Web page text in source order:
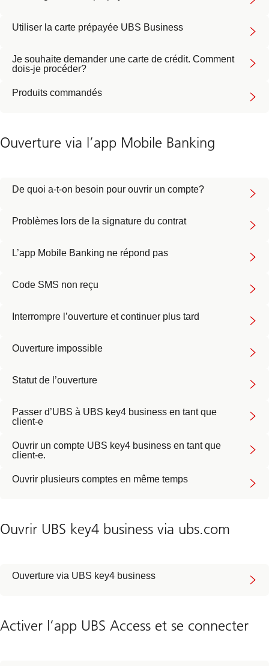
Utiliser la carte prépayée UBS Business
Je souhaite demander une carte de crédit. Comment
dois-je procéder?
Produits commandés
Ouverture via l’app Mobile Banking
De quoi a-t-on besoin pour ouvrir un compte?
Problèmes lors de la signature du contrat
L’app Mobile Banking ne répond pas
Code SMS non reçu
Interrompre l’ouverture et continuer plus tard
Ouverture impossible
Statut de l’ouverture
Passer d’UBS à UBS key4 business en tant que
client-e
Ouvrir un compte UBS key4 business en tant que
client-e.
Ouvrir plusieurs comptes en même temps
Ouvrir UBS key4 business via ubs.com
Ouverture via UBS key4 business
Activer l’app UBS Access et se connecter